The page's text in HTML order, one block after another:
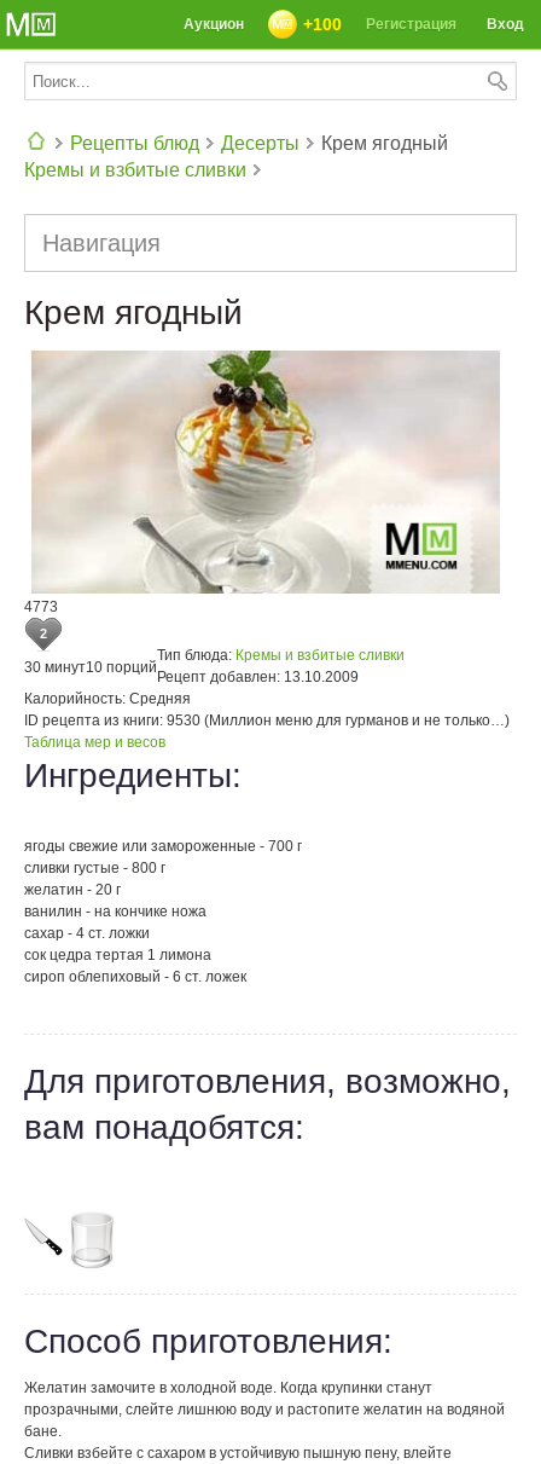
Вход
Регистрация
+100
Аукцион
Рецепты блюд
Десерты
Кремы и взбитые сливки
Крем ягодный
Навигация
Крем ягодный
4773
2
30 минут10 порций
Тип блюда: Кремы и взбитые сливки
Рецепт добавлен: 13.10.2009
Калорийность: Средняя
ID рецепта из книги: 9530 (Миллион меню для гурманов и не только…)
Таблица мер и весов
Ингредиенты:
ягоды свежие или замороженные - 700 г
сливки густые - 800 г
желатин - 20 г
ванилин - на кончике ножа
сахар - 4 ст. ложки
сок цедра тертая 1 лимона
сироп облепиховый - 6 ст. ложек
Для приготовления, возможно,
вам понадобятся:
Способ приготовления:
Желатин замочите в холодной воде. Когда крупинки станут
прозрачными, слейте лишнюю воду и растопите желатин на водяной
бане.
Сливки взбейте с сахаром в устойчивую пышную пену, влейте